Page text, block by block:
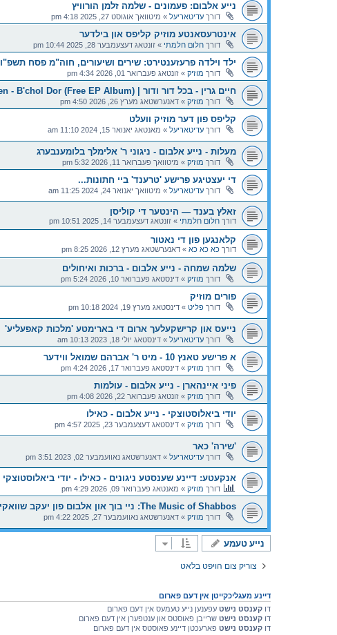
נייע אלבום: פעמונים - שלמה זלמן הורוויץ
דורך עדיטאריעל » מיטוואך אוגוסט 27, 2025 4:18 pm
אינטרעסאנטע מוזיק קליפס און בילדער
דורך חלום חלמתי » זונטאג דעצעמבער 28, 2025 10:44 pm
ילד וילדה פרעזענטירט: שירים ושיעורים, חוה"מ פסח תשפ"ו
דורך מוזיק » זונטאג פעברואר 01, 2026 4:34 pm
חיים גרין - בכל דור ודור | Chaim Green - B'chol Dor (Free EP Album)
דורך מוזיק » דאנערשטאג מערץ 26, 2026 4:50 pm
קליפס פון דער מוזיק וועלט
דורך עדיטאריעל » מאנטאג יאנואר 15, 2024 11:10 am
מעלות - נייע אלבום - ניגוני ר' אלימלך בלומענבערג
דורך מוזיק » מיטוואך פעברואר 11, 2026 5:32 pm
די יעצטיגע פרישע 'טרענד' ביי חתונות...
דורך עדיטאריעל » מיטוואך יאנואר 24, 2024 11:25 am
זאלץ בענד — הינטער די קוליסן
דורך חלום חלמתי » זונטאג דעצעמבער 14, 2025 10:51 pm
קלאנגען פון די נאטור
דורך כא כא כא » דאנערשטאג מערץ 12, 2026 8:25 pm
שלמה שמחה - נייע אלבום - ברכות ואיחולים
דורך מוזיק » דינסטאג פעברואר 10, 2026 5:24 pm
פורים מוזיק
דורך פליט » דינסטאג מערץ 19, 2024 10:18 pm
נייעס און קרישקעלעך ארום די בארימטע 'מלכות קאפעליע'
דורך עדיטאריעל » דינסטאג יולי 18, 2023 10:13 am
א פרישע טאנץ 10 - מיט ר' אברהם שמואל ווידער
דורך מוזיק » דינסטאג פעברואר 17, 2026 4:24 pm
פיני איינהארן - נייע אלבום - עולמות
דורך מוזיק » זונטאג פעברואר 22, 2026 4:08 pm
יודי ביאלוסטוצקי - נייע אלבום - כאילו
דורך מוזיק » דינסטאג דעצעמבער 23, 2025 4:57 pm
'שירה' כאר
דורך עדיטאריעל » דאנערשטאג נאוועמבער 02, 2023 3:51 pm
אנקעטע: דיינע שענסטע ניגונים - כאילו - יודי ביאלוסטוצקי
דורך מוזיק » מאנטאג פעברואר 09, 2026 4:29 pm
The Music of Shabbos: ניי בוך און אלבום פון יעקב שוואקי
דורך מוזיק » דאנערשטאג נאוועמבער 27, 2025 4:22 pm
נייע טעמע
צוריק צום הויפט בלאט
דיינע מעגליכקייטן אין דעם פארום
דו קענסט נישט עפענען נייע טעמעס אין דעם פארום
דו קענסט נישט שרייבן פאוסטס און ענטפערן אין דעם פארום
דו קענסט נישט פארעכטן דיינע פאוסטס אין דעם פארום